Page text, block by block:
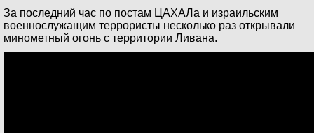
За последний час по постам ЦАХАЛа и израильским
военнослужащим террористы несколько раз открывали
минометный огонь с территории Ливана.